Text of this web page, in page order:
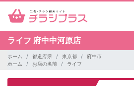
ライフ 府中中河原店
ホーム 都道府県 東京都
府中市
ホーム
お店の名前 ライフ